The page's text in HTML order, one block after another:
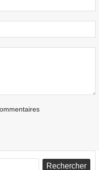
Rechercher